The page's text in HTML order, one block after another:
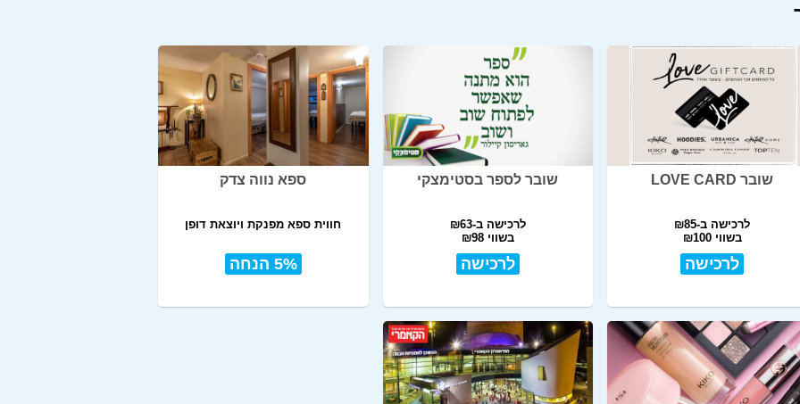
שובר LOVE CARD
לרכישה ב-₪85
בשווי ₪100
לרכישה
שובר לספר בסטימצקי
לרכישה ב-₪63
בשווי ₪98
לרכישה
ספא נווה צדק
חווית ספא מפנקת ויוצאת דופן
5% הנחה